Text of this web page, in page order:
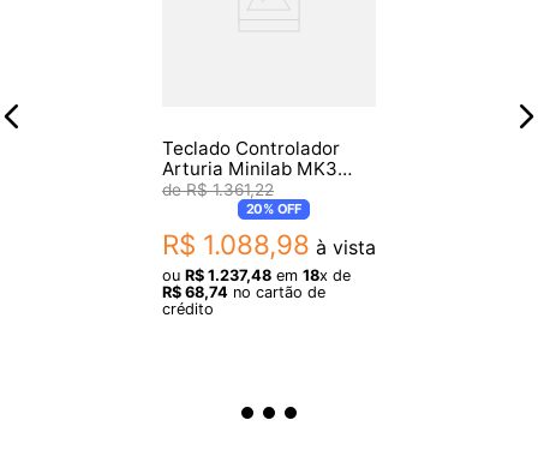
Teclado Controlador
Arturia Minilab MK3
MIDI Alpine White
R$ 1.361,22
20%OFF
R$ 1.088,98 à vista
ou R$ 1.237,48 em 18x de
R$ 68,74 no cartão de
crédito